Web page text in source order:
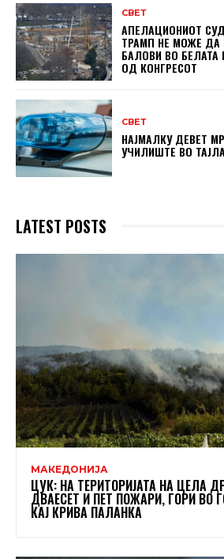
СВЕТ
АПЕЛАЦИОНИОТ
ТРАМП НЕ МОЖЕ ДА
БАЛОВИ ВО БЕЛАТА
ОД КОНГРЕСОТ
СВЕТ
НАЈМАЛКУ ДЕВЕТ
УЧИЛИШТЕ ВО
LATEST POSTS
МАКЕДОНИЈА
ЦУК: НА ТЕРИТОРИЈАТА НА ЦЕЛА
ДВАЕСЕТ И ПЕТ ПОЖАРИ, ГОРИ ВО
КАЈ КРИВА ПАЛАНКА